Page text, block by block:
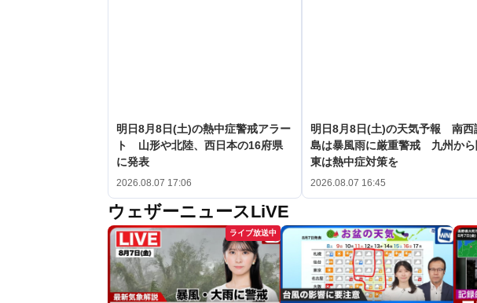
明日8月8日(土)の熱中症警戒アラー
ト 山形や北陸、西日本の16府県
に発表
2026.08.07 17:06
明日8月8日(土)の天気予報 南西
島は暴風雨に厳重警戒 九州から
東は熱中症対策を
2026.08.07 16:45
ウェザーニュースLiVE
ライブ放送中